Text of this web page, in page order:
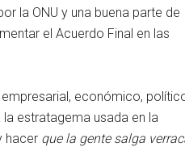
la ONU y una buena parte de
el Acuerdo Final en las
económico,
estratagema usada en la
hacer que la gente salga